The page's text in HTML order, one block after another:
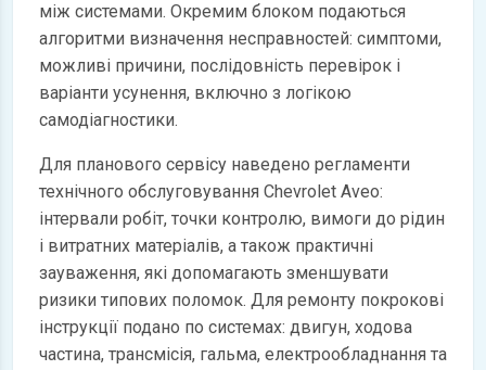
між системами. Окремим блоком подаються
алгоритми визначення несправностей: симптоми,
можливі причини, послідовність перевірок і
варіанти усунення, включно з логікою
самодіагностики.
Для планового сервісу наведено регламенти
технічного обслуговування Chevrolet Aveo:
інтервали робіт, точки контролю, вимоги до рідин
і витратних матеріалів, а також практичні
зауваження, які допомагають зменшувати
ризики типових поломок. Для ремонту покрокові
інструкції подано по системах: двигун, ходова
частина, трансмісія, гальма, електрообладнання та